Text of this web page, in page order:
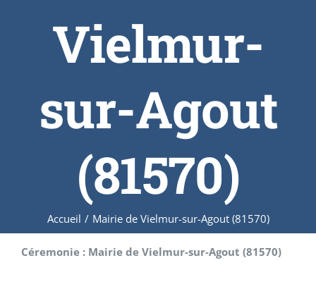
Vielmur-
sur-Agout
(81570)
Accueil / Mairie de Vielmur-sur-Agout (81570)
Céremonie : Mairie de Vielmur-sur-Agout (81570)